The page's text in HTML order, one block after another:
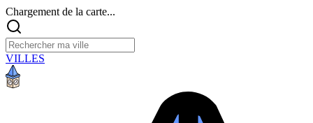
Chargement de la carte...
VILLES